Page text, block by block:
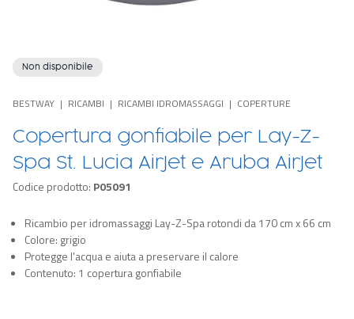
Non disponibile
BESTWAY RICAMBI RICAMBI IDROMASSAGGI COPERTURE
Copertura gonfiabile per Lay-Z-
Spa St. Lucia AirJet e Aruba AirJet
Codice prodotto: P05091
Ricambio per idromassaggi Lay-Z-Spa rotondi da 170 cm x 66 cm
Colore: grigio
Protegge l'acqua e aiuta a preservare il calore
Contenuto: 1 copertura gonfiabile